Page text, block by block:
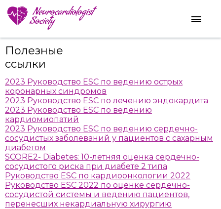
Полезные
ссылки
2023 Руководство ESC по ведению острых
коронарных синдромов
2023 Руководство ESC по лечению эндокардита
2023 Руководство ESC по ведению
кардиомиопатий
2023 Руководство ESC по ведению сердечно-
сосудистых заболеваний у пациентов с сахарным
диабетом
SCORE2- Diabetes: 10-летняя оценка сердечно-
сосудистого риска при диабете 2 типа
Руководство ESC по кардиоонкологии 2022
Руководство ESC 2022 по оценке сердечно-
сосудистой системы и ведению пациентов,
перенесших некардиальную хирургию